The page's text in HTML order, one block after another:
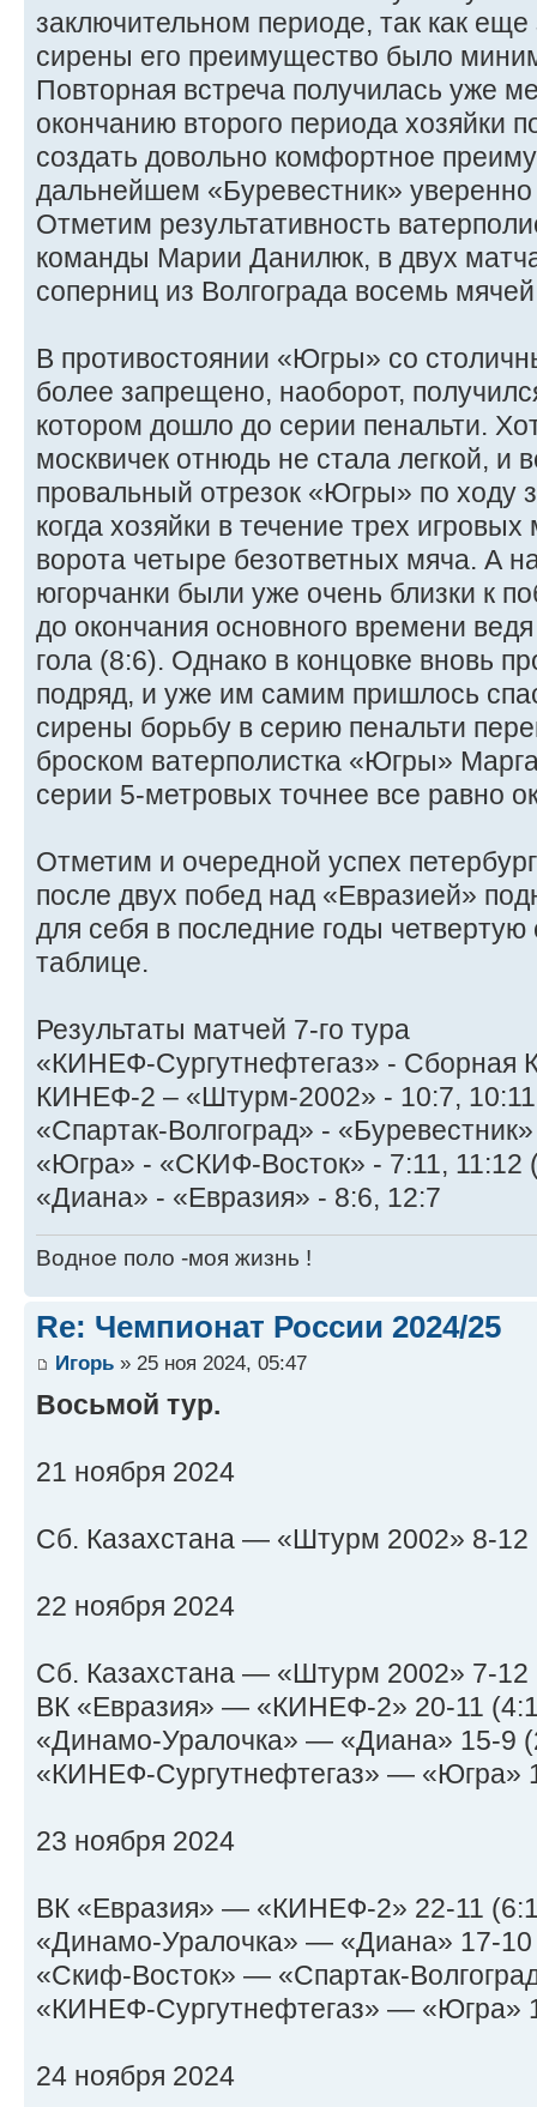
заключительном периоде, так как
сирены его преимущество было
Повторная встреча получилась уже
окончанию второго периода хозяйки
создать довольно комфортное
дальнейшем «Буревестник»
Отметим результативность
команды Марии Данилюк, в двух
соперниц из Волгограда восемь
В противостоянии «Югры» со
более запрещено, наоборот,
котором дошло до серии пенальти.
москвичек отнюдь не стала легкой, и
провальный отрезок «Югры» по ходу
когда хозяйки в течение трех
ворота четыре безответных мяча. А
югорчанки были уже очень близки к
до окончания основного времени
гола (8:6). Однако в концовке вновь
подряд, и уже им самим пришлось
сирены борьбу в серию пенальти
броском ватерполистка «Югры»
серии 5-метровых точнее все равно
Отметим и очередной успех
после двух побед над «Евразией»
для себя в последние годы четвертую
таблице.
Результаты матчей 7-го тура
«КИНЕФ-Сургутнефтегаз» - Сборная
КИНЕФ-2 – «Штурм-2002» - 10:7, 10:11
«Спартак-Волгоград» -
«Югра» - «СКИФ-Восток» - 7:11, 11:12
«Диана» - «Евразия» - 8:6, 12:7
Водное поло -моя жизнь !
Re: Чемпионат России 2024/25
Игорь » 25 ноя 2024, 05:47
Восьмой тур.
21 ноября 2024
Сб. Казахстана — «Штурм 2002» 8-12
22 ноября 2024
Сб. Казахстана — «Штурм 2002» 7-12
ВК «Евразия» — «КИНЕФ-2» 20-11
«Динамо-Уралочка» — «Диана» 15-9
«КИНЕФ-Сургутнефтегаз» — «Югра»
23 ноября 2024
ВК «Евразия» — «КИНЕФ-2» 22-11
«Динамо-Уралочка» — «Диана» 17-10
«Скиф-Восток» — «Спартак-
«КИНЕФ-Сургутнефтегаз» — «Югра»
24 ноября 2024